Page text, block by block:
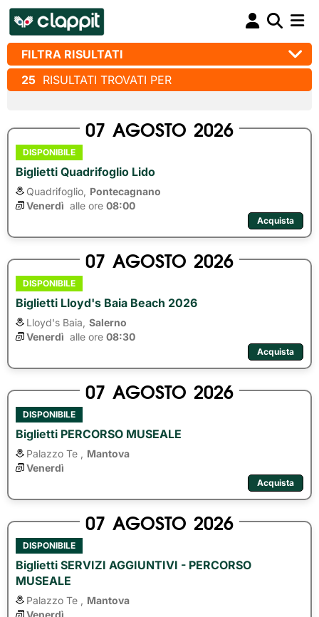
FILTRA RISULTATI
25 RISULTATI TROVATI PER
07 AGOSTO 2026
DISPONIBILE
Biglietti Quadrifoglio Lido
Quadrifoglio, Pontecagnano
Venerdì alle ore 08:00
Acquista
07 AGOSTO 2026
DISPONIBILE
Biglietti Lloyd's Baia Beach 2026
Lloyd's Baia, Salerno
Venerdì alle ore 08:30
Acquista
07 AGOSTO 2026
DISPONIBILE
Biglietti PERCORSO MUSEALE
Palazzo Te ,
Mantova
Venerdì
Acquista
07 AGOSTO 2026
DISPONIBILE
Biglietti SERVIZI AGGIUNTIVI - PERCORSO
MUSEALE
Palazzo Te ,
Mantova
Venerdì